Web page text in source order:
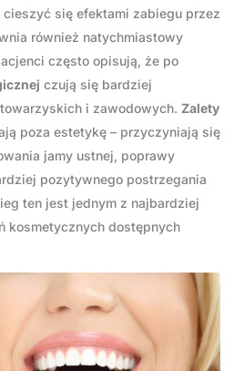
się efektami zabiegu przez
również natychmiastowy
często opisują, że po
czują się bardziej
i zawodowych. Zalety
poza estetykę – przyczyniają się
jamy ustnej, poprawy
pozytywnego postrzegania
ten jest jednym z najbardziej
kosmetycznych dostępnych